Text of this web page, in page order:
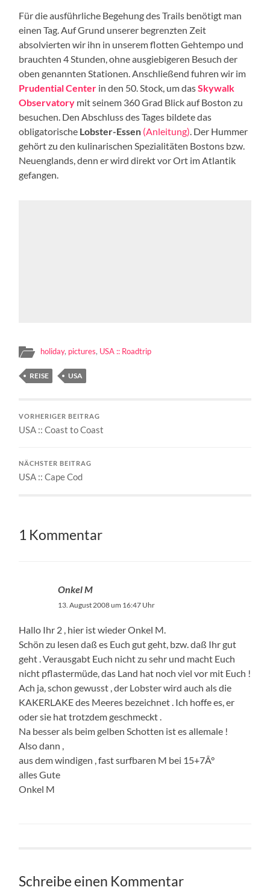
Für die ausführliche Begehung des Trails benötigt man
einen Tag. Auf Grund unserer begrenzten Zeit
absolvierten wir ihn in unserem flotten Gehtempo und
brauchten 4 Stunden, ohne ausgiebigeren Besuch der
oben genannten Stationen. Anschließend fuhren wir im
Prudential Center in den 50. Stock, um dasSkywalk
Observatory mit seinem 360 Grad Blick auf Boston zu
besuchen. Den Abschluss des Tages bildete das
obligatorische Lobster-Essen (Anleitung) . Der Hummer
gehört zu den kulinarischen Spezialitäten Bostons bzw.
Neuenglands, denn er wird direkt vor Ort im Atlantik
gefangen.
holiday, pictures, USA :: Roadtrip
REISE USA
VORHERIGER BEITRAG
USA :: Coast to Coast
NÄCHSTER BEITRAG
USA :: Cape Cod
1 Kommentar
Onkel M
13. August 2008 um 16:47 Uhr
Hallo Ihr 2 , hier ist wieder Onkel M.
Schön zu lesen daß es Euch gut geht, bzw. daß Ihr gut
geht . Verausgabt Euch nicht zu sehr und macht Euch
nicht pflastermüde, das Land hat noch viel vor mit Euch !
Ach ja, schon gewusst , der Lobster wird auch als die
KAKERLAKE des Meeres bezeichnet . Ich hoffe es, er
oder sie hat trotzdem geschmeckt .
Na besser als beim gelben Schotten ist es allemale !
Also dann ,
aus dem windigen , fast surfbaren M bei 15+7Â°
alles Gute
Onkel M
Schreibe einen Kommentar